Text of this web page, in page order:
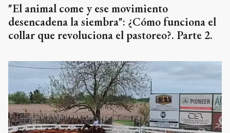
"El animal come y ese movimiento
desencadena la siembra": ¿Cómo funciona el
collar que revoluciona el pastoreo?. Parte 2.